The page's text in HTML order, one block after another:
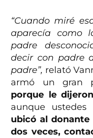
“Cuando miré
aparecía como
padre
decir con padre
padre”, relató
armó un gran
porque le
aunque
ubicó al
dos veces,